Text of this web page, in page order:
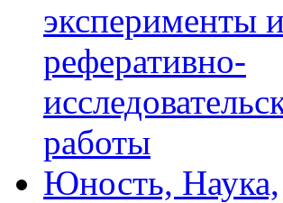
эксперименты и
реферативно-
работы
Юность, Наука,